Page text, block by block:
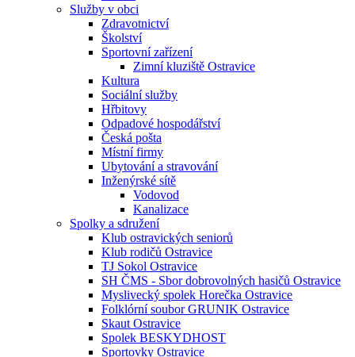
Služby v obci
Zdravotnictví
Školství
Sportovní zařízení
Zimní kluziště Ostravice
Kultura
Sociální služby
Hřbitovy
Odpadové hospodářství
Česká pošta
Místní firmy
Ubytování a stravování
Inženýrské sítě
Vodovod
Kanalizace
Spolky a sdružení
Klub ostravických seniorů
Klub rodičů Ostravice
TJ Sokol Ostravice
SH ČMS - Sbor dobrovolných hasičů Ostravice
Myslivecký spolek Horečka Ostravice
Folklórní soubor GRUNIK Ostravice
Skaut Ostravice
Spolek BESKYDHOST
Sportovky Ostravice